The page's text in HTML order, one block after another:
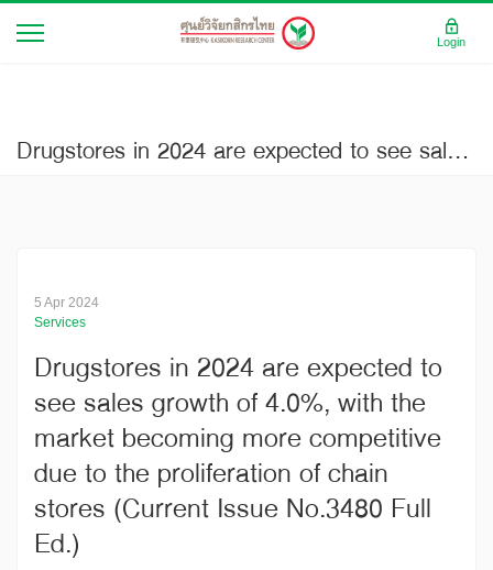
Drugstores in 2024 are expected to see sales growth of 4.0%, with the market becoming more competitive due to the proliferation of chain stores (Current Issue No.3480)
5 Apr 2024
Services
Drugstores in 2024 are expected to
see sales growth of 4.0%, with the
market becoming more competitive
due to the proliferation of chain
stores (Current Issue No.3480 Full
Ed.)
Login